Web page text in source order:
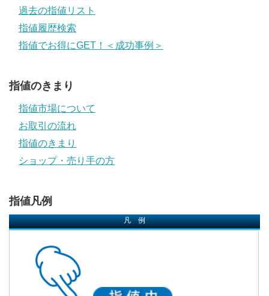
過去の指値リスト
指値履歴検索
指値でお得にGET！＜成功事例＞
指値のきまり
指値市場について
お取引の流れ
指値のきまり
ショップ・売り手の方
指値凡例
凡 例